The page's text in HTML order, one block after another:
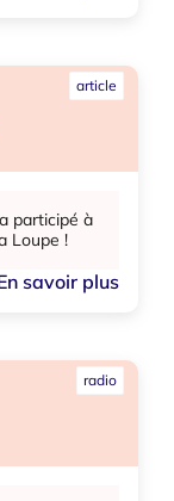
article
participé à
Loupe !
savoir plus
radio